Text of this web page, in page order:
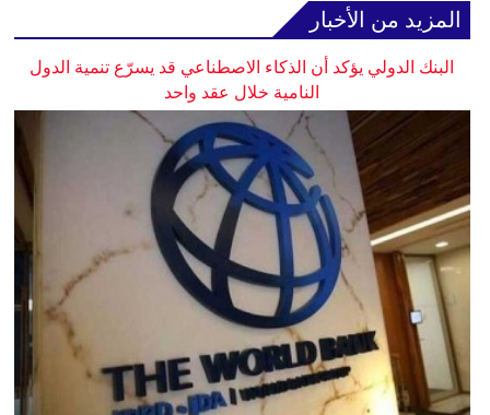
المزيد من الأخبار
البنك الدولي يؤكد أن الذكاء الاصطناعي قد يسرّع تنمية الدول
النامية خلال عقد واحد